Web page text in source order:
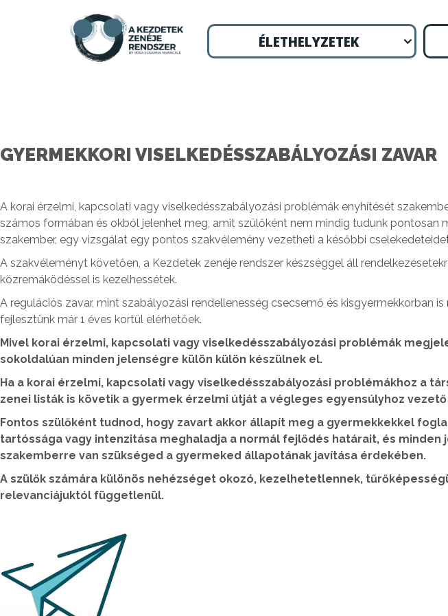
ÉLETHELYZETEK
GYERMEKKORI VISELKEDÉSSZABÁLYOZÁSI ZAVAR
A korai érzelmi, kapcsolati vagy viselkedésszabályozási problémák enyhítését
számos formában és okból jelenhet meg, amit szülőként nem mindig tudunk
szakember, egy vizsgálat egy pontos szakvélemény vezetheti a későbbi
A szakvéleményt követően, a Kezdetek zenéje rendszer készséggel áll
közremáködéssel is kezelhessétek.
A regulációs zavar, mint szabályozási rendellenesség csecsemő és kisgyermekkorban
fejlesztünk már 1 éves kortül elérhetőek.
Mivel korai érzelmi, kapcsolati vagy viselkedésszabályozási problémák
sokoldalúan minden jelenségre külön külön készülnek el.
Ha a korai érzelmi, kapcsolati vagy viselkedésszabályozási problémákhoz a
zenei listák is követik a gyermek érzelmi útját a végleges egyensúlyhoz
Fontos szülőként tudnod, hogy zavart akkor állapít meg a gyermekkekkel
tartóssága vagy intenzitása meghaladja a normál fejlődés határait, és
szakemberre van szükséged a gyermeked állapotának javítása érdekében.
A szülők számára különös nehézséget okozó, kezelhetetlennek,
relevanciájuktól függetlenül.